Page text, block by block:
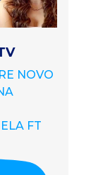
NOVO
FT